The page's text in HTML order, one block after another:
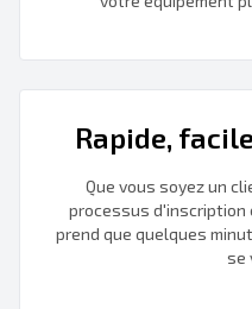
Rapide,
Que vous soyez un
processus d'inscription
prend que quelques
se